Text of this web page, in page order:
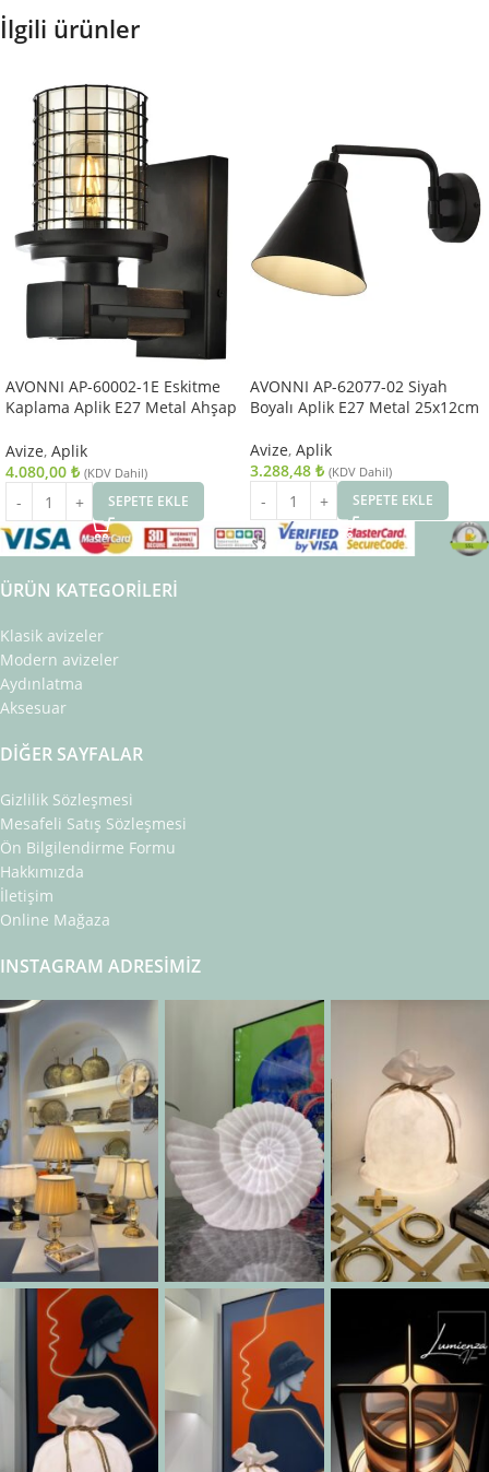
İlgili ürünler
AVONNI AP-60002-1E Eskitme
Kaplama Aplik E27 Metal Ahşap
Avize, Aplik
4.080,00 ₺ (KDV Dahil)
SEPETE EKLE
AVONNI AP-62077-02 Siyah
Boyalı Aplik E27 Metal 25x12cm
Avize, Aplik
3.288,48 ₺ (KDV Dahil)
SEPETE EKLE
ÜRÜN KATEGORILERI
Klasik avizeler
Modern avizeler
Aydınlatma
Aksesuar
DIĞER SAYFALAR
Gizlilik Sözleşmesi
Mesafeli Satış Sözleşmesi
Ön Bilgilendirme Formu
Hakkımızda
İletişim
Online Mağaza
INSTAGRAM ADRESIMIZ